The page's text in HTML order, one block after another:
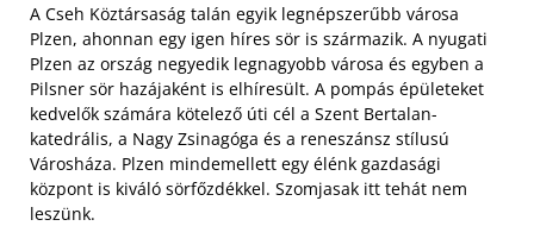
A Cseh Köztársaság talán egyik legnépszerűbb városa
Plzen, ahonnan egy igen híres sör is származik. A nyugati
Plzen az ország negyedik legnagyobb városa és egyben a
Pilsner sör hazájaként is elhíresült. A pompás épületeket
kedvelők számára kötelező úti cél a Szent Bertalan-
katedrális, a Nagy Zsinagóga és a reneszánsz stílusú
Városháza. Plzen mindemellett egy élénk gazdasági
központ is kiváló sörfőzdékkel. Szomjasak itt tehát nem
leszünk.